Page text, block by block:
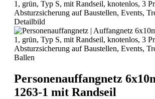
Personenauffangnetz
1263-1 mit Randseil